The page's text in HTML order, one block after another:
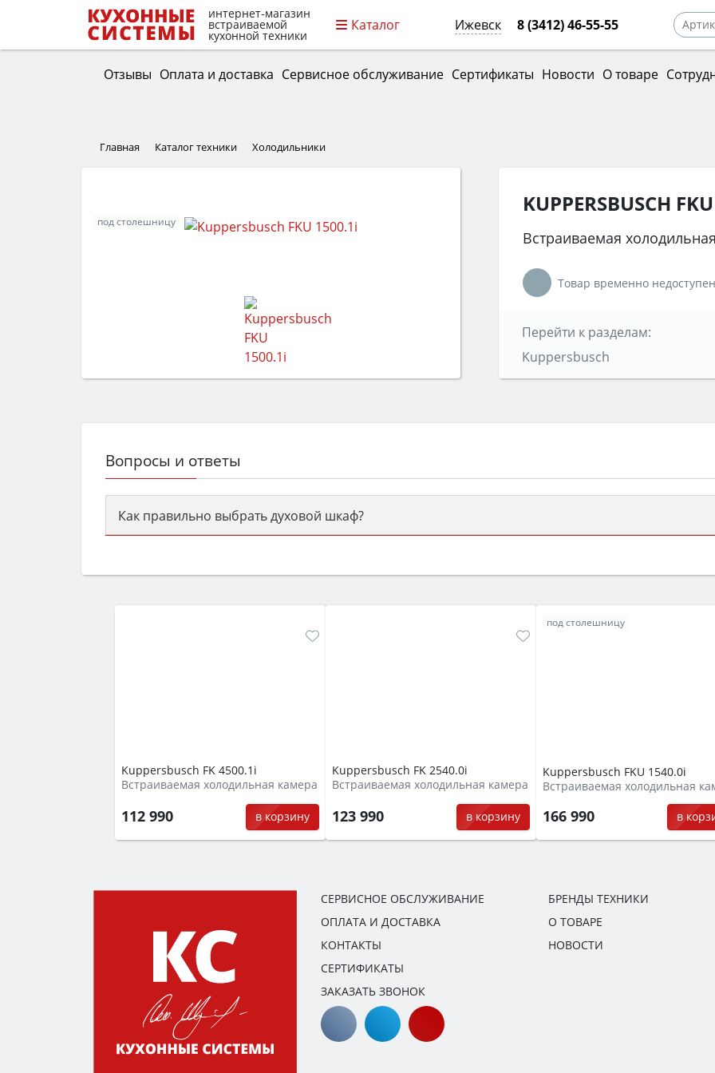
интернет-магазин
встраиваемой
кухонной техники
Каталог Ижевск 8 (3412) 46-55-55
Отзывы Оплата и доставка Сервисное обслуживание Сертификаты Новости О товаре
Главная Каталог техники Холодильники
под столешницу
KUPPERSBUSCH
Встраиваемая
Товар временно
Перейти к разделам:
Kuppersbusch
Вопросы и ответы
Как правильно выбрать духовой шкаф?
семьи, класс энергопотребления не ниже A и нужные функции (конвекция, гриль,
Kuppersbusch FK 4500.1i
Встраиваемая холодильная камера
112 990 в корзину
Kuppersbusch FK 2540.0i
Встраиваемая холодильная камера
123 990 в корзину
под столешницу
Kuppersbusch FKU 1540.0i
Встраиваемая холодильная
166 990 в
СЕРВИСНОЕ ОБСЛУЖИВАНИЕ
ОПЛАТА И ДОСТАВКА
КОНТАКТЫ
СЕРТИФИКАТЫ
ЗАКАЗАТЬ ЗВОНОК
БРЕНДЫ ТЕХНИКИ
О ТОВАРЕ
НОВОСТИ